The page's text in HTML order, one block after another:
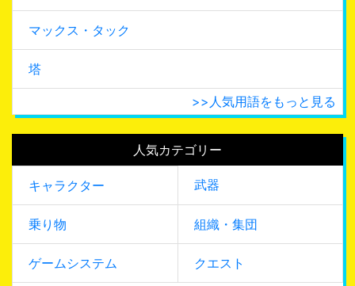
マックス・タック
塔
>>人気用語をもっと見る
人気カテゴリー
キャラクター 武器
乗り物 組織・集団
ゲームシステム クエスト